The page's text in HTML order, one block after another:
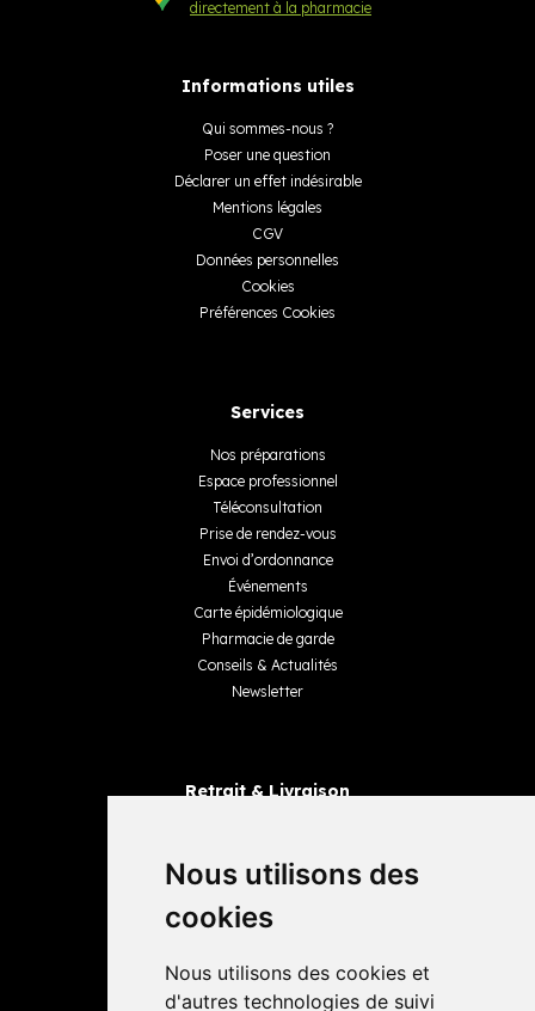
Nous utilisons des
cookies
Nous utilisons des cookies et
d'autres technologies de suivi
directement à la pharmacie
Informations utiles
Qui sommes-nous ?
Poser une question
Déclarer un effet indésirable
Mentions légales
CGV
Données personnelles
Cookies
Préférences Cookies
Services
Nos préparations
Espace professionnel
Téléconsultation
Prise de rendez-vous
Envoi d’ordonnance
Événements
Carte épidémiologique
Pharmacie de garde
Conseils & Actualités
Newsletter
Retrait & Livraison
Livraisons
4,4 / 5 65 avis